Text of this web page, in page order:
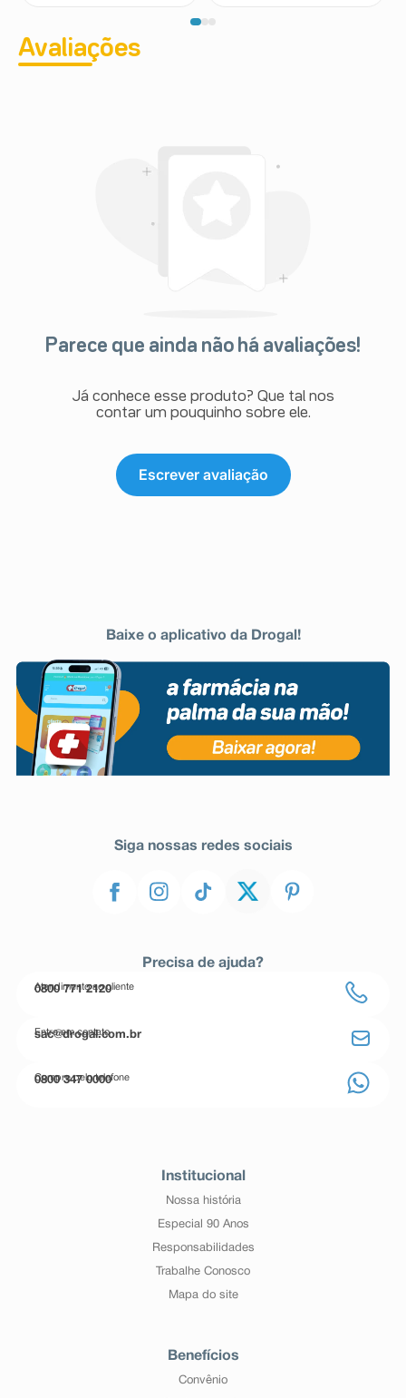
Avaliações
Parece que ainda não há avaliações!
Já conhece esse produto? Que tal nos
contar um pouquinho sobre ele.
Escrever avaliação
Baixe o aplicativo da Drogal!
Siga nossas redes sociais
Precisa de ajuda?
Atendimento ao cliente
0800 771 2120
Entre em contato
sac@drogal.com.br
Compre pelo telefone
0800 347 0000
Institucional
Nossa história
Especial 90 Anos
Responsabilidades
Trabalhe Conosco
Mapa do site
Benefícios
Convênio